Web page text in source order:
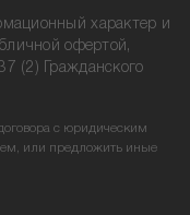
характер и
офертой,
(2) Гражданского
с юридическим
или предложить иные